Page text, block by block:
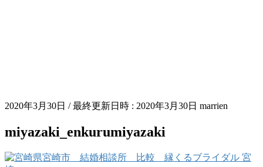
2020年3月30日 / 最終更新日時 : 2020年3月30日 marrien
miyazaki_enkurumiyazaki